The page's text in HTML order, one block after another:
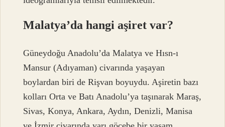
Malatya’da hangi aşiret var?
Güneydoğu Anadolu’da Malatya ve Hısn-ı
Mansur (Adıyaman) civarında yaşayan
boylardan biri de Rişvan boyuydu. Aşiretin bazı
kolları Orta ve Batı Anadolu’ya taşınarak Maraş,
Sivas, Konya, Ankara, Aydın, Denizli, Manisa